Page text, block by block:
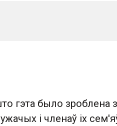
гэта было зроблена
і членаў іх